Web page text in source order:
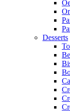
Desserts